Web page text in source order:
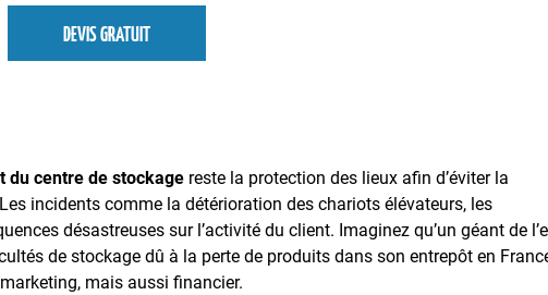
DEVIS GRATUIT
du centre de stockage reste la protection des lieux afin d’éviter la
incidents comme la détérioration des chariots élévateurs, les
désastreuses sur l’activité du client. Imaginez qu’un géant de
de stockage dû à la perte de produits dans son entrepôt en
mais aussi financier.